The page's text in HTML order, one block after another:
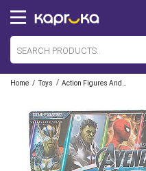
Home / Toys /